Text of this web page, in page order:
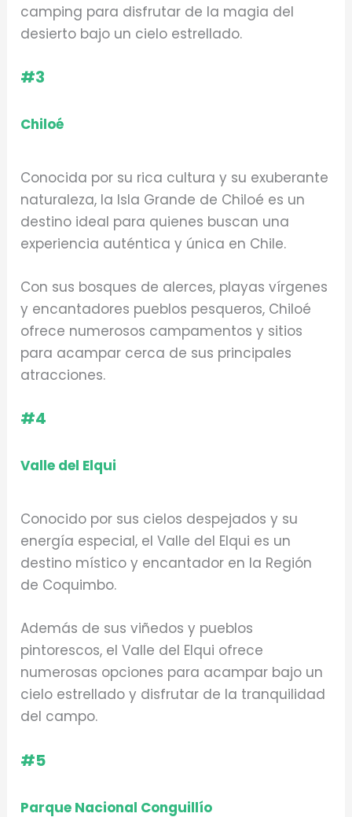
camping para disfrutar de la magia del
desierto bajo un cielo estrellado.
#3
Chiloé
Conocida por su rica cultura y su exuberante
naturaleza, la Isla Grande de Chiloé es un
destino ideal para quienes buscan una
experiencia auténtica y única en Chile.
Con sus bosques de alerces, playas vírgenes
y encantadores pueblos pesqueros, Chiloé
ofrece numerosos campamentos y sitios
para acampar cerca de sus principales
atracciones.
#4
Valle del Elqui
Conocido por sus cielos despejados y su
energía especial, el Valle del Elqui es un
destino místico y encantador en la Región
de Coquimbo.
Además de sus viñedos y pueblos
pintorescos, el Valle del Elqui ofrece
numerosas opciones para acampar bajo un
cielo estrellado y disfrutar de la tranquilidad
del campo.
#5
Parque Nacional Conguillío